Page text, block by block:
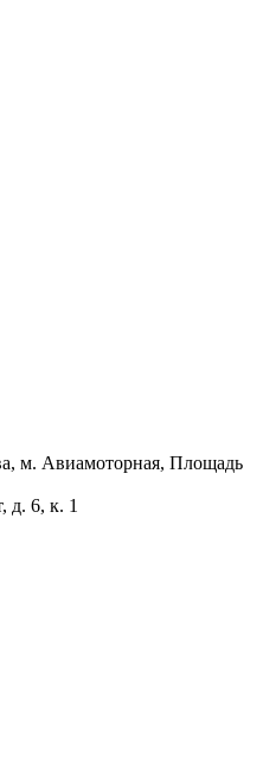
м. Авиамоторная, Площадь
д. 6, к. 1